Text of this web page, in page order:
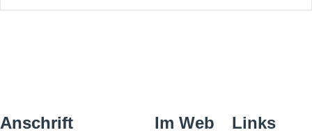
Anschrift Im Web Links